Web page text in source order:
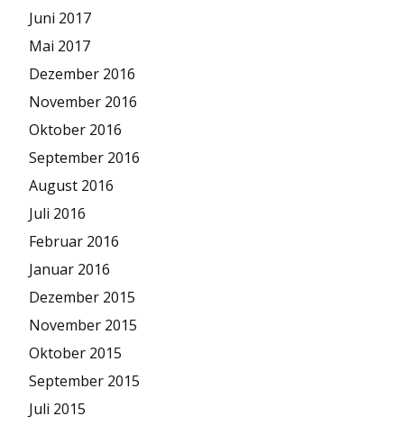
Juni 2017
Mai 2017
Dezember 2016
November 2016
Oktober 2016
September 2016
August 2016
Juli 2016
Februar 2016
Januar 2016
Dezember 2015
November 2015
Oktober 2015
September 2015
Juli 2015